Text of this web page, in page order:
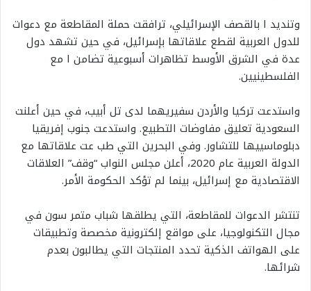
وتنديد ا بالقصف الإسرائيلي، ترافقت حملة المقاطعة مع دعوات
للدول العربية لقطع علاقاتها بإسرائيل، في حين تشهد دول
عدة في الشرق الأوسط تظاهرات أسبوعية تضامن ا مع
الفلسطينيين.
واستدعت تركيا والأردن سفيريهما لدى تل أبيب، في حين أعلنت
السعودية تعليق مفاوضات التطبيع. واستدعت جنوب إفريقيا
دبلوماسييها للتشاور. وفي البحرين التي طب عت علاقاتها مع
الدولة العربية عام 2020، أعلن مجلس النواب “وقف” العلاقات
الاقتصادية مع إسرائيل، بينما لم تؤكد الحكومة الأمر.
تنتشر الدعوات للمقاطعة، التي يطلقها شباب متمر سون في
مجال التكنولوجيا، على مواقع إلكترونية مخصصة وتطبيقات
على الهواتف الذكية تحدد المنتجات التي يطالبون بعدم
شرائها.